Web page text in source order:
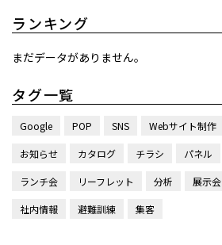
ランキング
まだデータがありません。
タグ一覧
Google POP SNS Webサイト制作
お知らせ カタログ チラシ パネル
ランチ会 リーフレット 分析 展示会
社内情報 避難訓練 集客